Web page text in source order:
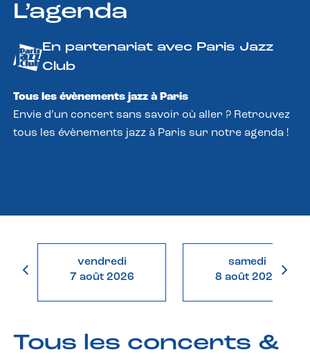
L’agenda
En partenariat avec Paris Jazz
Club
Tous les évènements jazz à Paris
Envie d’un concert sans savoir où aller ? Retrouvez
tous les évènements jazz à Paris sur notre agenda !
vendredi
7 août 2026
samedi
8 août 2026
Tous les concerts &